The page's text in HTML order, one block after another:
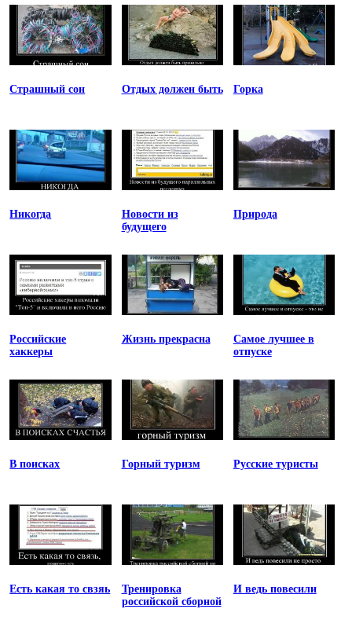
Страшный сон Отдых должен быть Горка
Никогда
Новости из
будущего
Природа
Российские
хаккеры
Жизнь прекрасна
Самое лучшее в
отпуске
В поисках Горный туризм Русские туристы
Есть какая то свзяь
Тренировка
российской сборной
И ведь повесили